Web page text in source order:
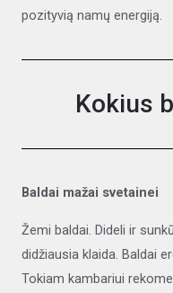
pozityvią namų energiją.
Kokius
Baldai mažai svetainei
Žemi baldai. Dideli ir
didžiausia klaida. Baldai
Tokiam kambariui